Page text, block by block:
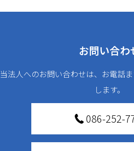
お問い合わ
当法人へのお問い合わせは、お電話
します。
086-252-